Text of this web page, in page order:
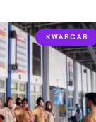
KWARCAB